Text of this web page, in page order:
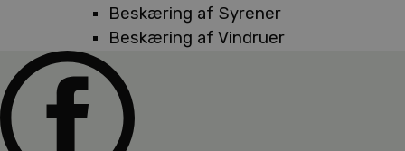
Beskæring af Syrener
Beskæring af Vindruer